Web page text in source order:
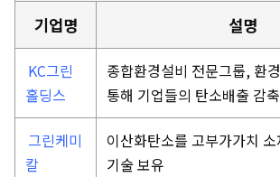
기업명 설명
KC그린
홀딩스
종합환경설비 전문그룹, 환
통해 기업들의 탄소배출 감
그린케미
칼
이산화탄소를 고부가가치
기술 보유